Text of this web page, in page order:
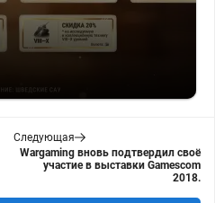
Следующая
Wargaming вновь подтвердил своё
участие в выставки Gamescom
2018.